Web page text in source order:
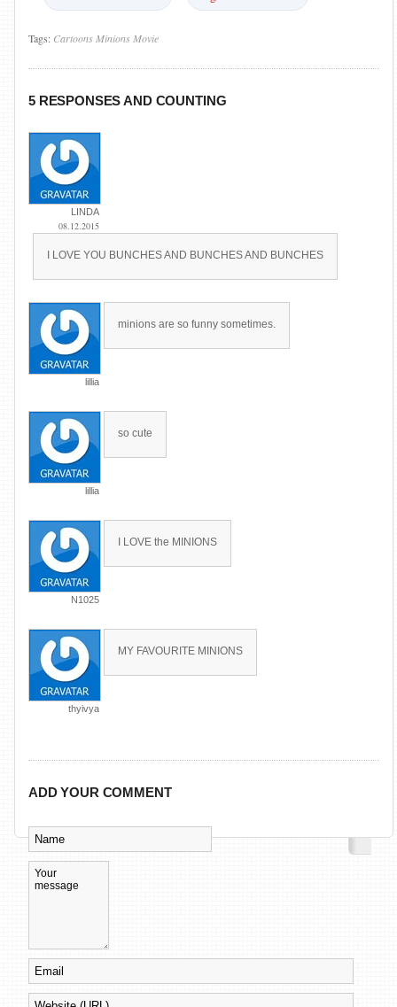
Tags: Cartoons Minions Movie
5 RESPONSES AND COUNTING
LINDA
08.12.2015
I LOVE YOU BUNCHES AND BUNCHES AND BUNCHES
lillia
minions are so funny sometimes.
lillia
so cute
N1025
I LOVE the MINIONS
thyivya
MY FAVOURITE MINIONS
ADD YOUR COMMENT